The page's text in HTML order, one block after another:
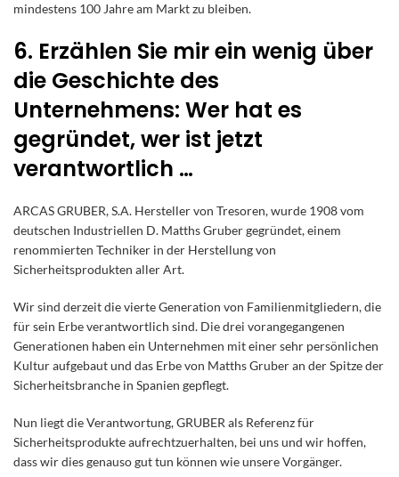
mindestens 100 Jahre am Markt zu bleiben.
6. Erzählen Sie mir ein wenig über
die Geschichte des
Unternehmens: Wer hat es
gegründet, wer ist jetzt
verantwortlich …
ARCAS GRUBER, S.A. Hersteller von Tresoren, wurde 1908 vom
deutschen Industriellen D. Matths Gruber gegründet, einem
renommierten Techniker in der Herstellung von
Sicherheitsprodukten aller Art.
Wir sind derzeit die vierte Generation von Familienmitgliedern, die
für sein Erbe verantwortlich sind. Die drei vorangegangenen
Generationen haben ein Unternehmen mit einer sehr persönlichen
Kultur aufgebaut und das Erbe von Matths Gruber an der Spitze der
Sicherheitsbranche in Spanien gepflegt.
Nun liegt die Verantwortung, GRUBER als Referenz für
Sicherheitsprodukte aufrechtzuerhalten, bei uns und wir hoffen,
dass wir dies genauso gut tun können wie unsere Vorgänger.